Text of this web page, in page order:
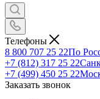
Телефоны
8 800 707 25 22По
+7 (812) 317 25 22
+7 (499) 450 25 22
Заказать звонок